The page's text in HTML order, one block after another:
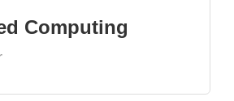
Computing